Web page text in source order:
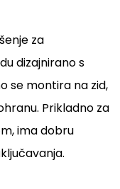
za
dizajnirano s
se montira na zid,
Prikladno za
ima dobru